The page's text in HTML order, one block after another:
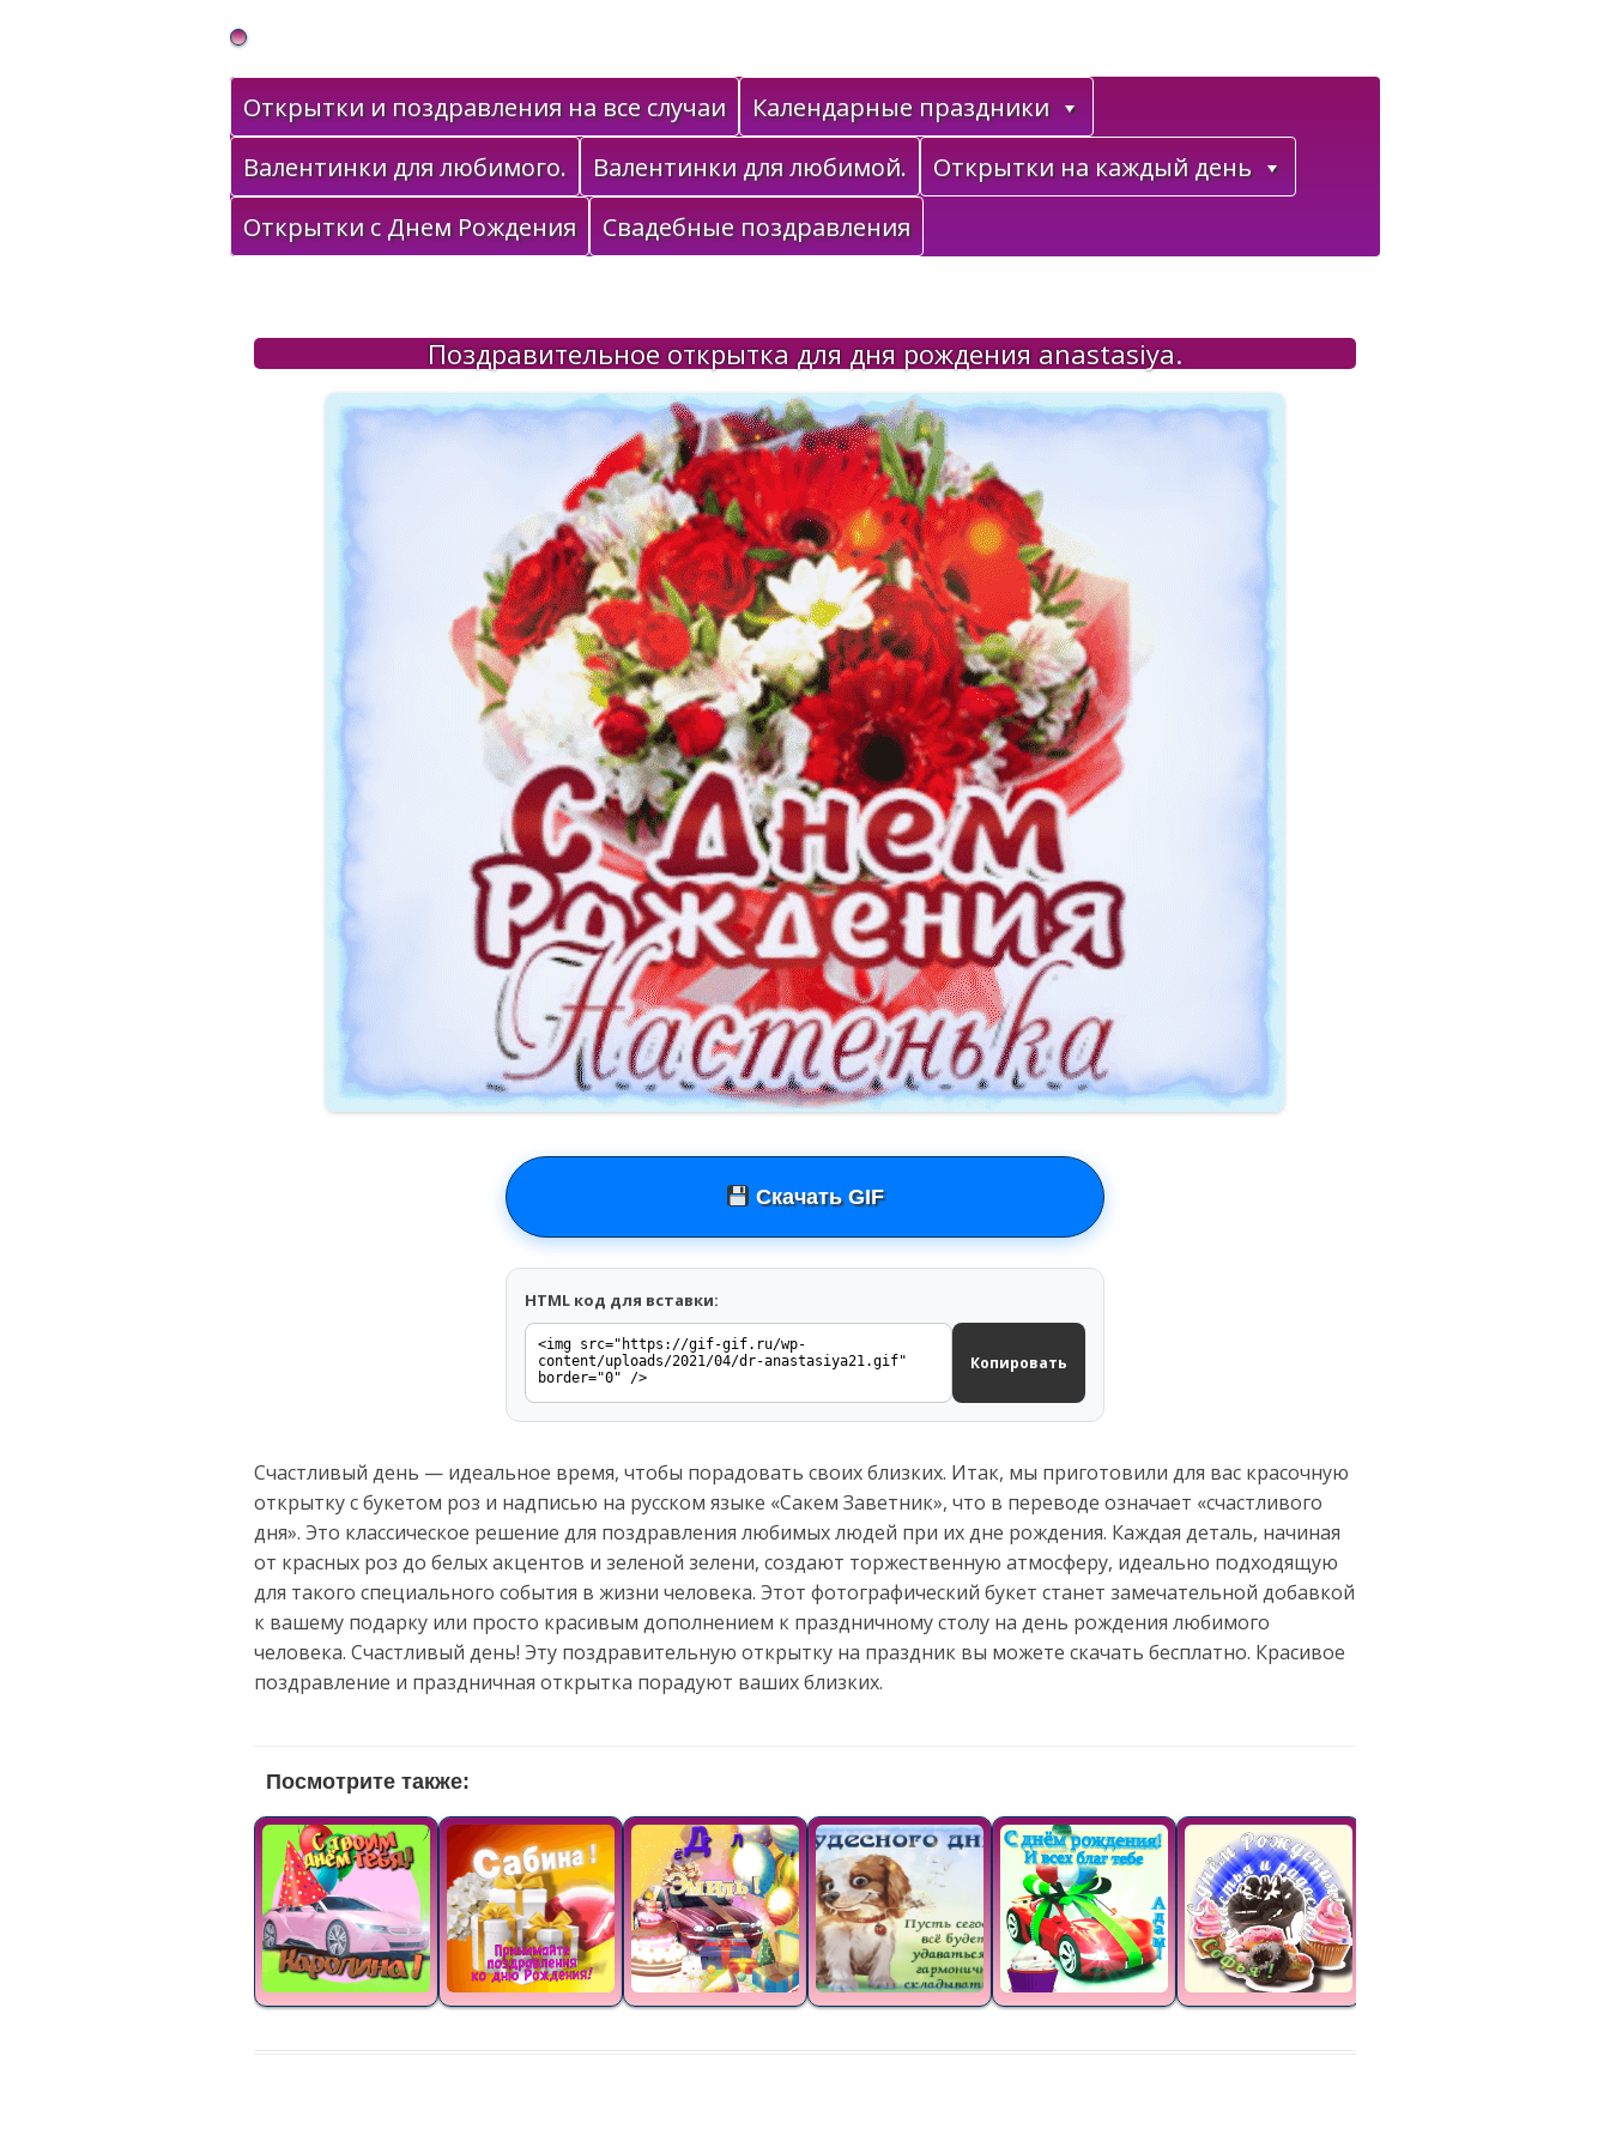
Gif Открытки в подарок
Открытки и поздравления на все случаи
Календарные праздники
Валентинки для любимого.
Валентинки для любимой.
Открытки на каждый день
Открытки с Днем Рождения
Свадебные поздравления
Поздравительное открытка для дня рождения anastasiya.
Скачать GIF
HTML код для вставки:
Копировать
Счастливый день — идеальное время, чтобы порадовать своих близких. Итак, мы приготовили для вас красочную
открытку с букетом роз и надписью на русском языке «Сакем Заветник», что в переводе означает «счастливого
дня». Это классическое решение для поздравления любимых людей при их дне рождения. Каждая деталь, начиная
от красных роз до белых акцентов и зеленой зелени, создают торжественную атмосферу, идеально подходящую
для такого специального события в жизни человека. Этот фотографический букет станет замечательной добавкой
к вашему подарку или просто красивым дополнением к праздничному столу на день рождения любимого
человека. Счастливый день! Эту поздравительную открытку на праздник вы можете скачать бесплатно. Красивое
поздравление и праздничная открытка порадуют ваших близких.
Посмотрите также: